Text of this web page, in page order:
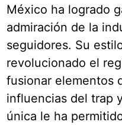
México ha logrado
admiración de la
seguidores. Su
revolucionado el
fusionar elementos
influencias del trap
única le ha